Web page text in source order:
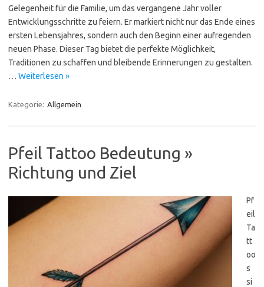
Gelegenheit für die Familie, um das vergangene Jahr voller
Entwicklungsschritte zu feiern. Er markiert nicht nur das Ende eines
ersten Lebensjahres, sondern auch den Beginn einer aufregenden
neuen Phase. Dieser Tag bietet die perfekte Möglichkeit,
Traditionen zu schaffen und bleibende Erinnerungen zu gestalten.
… Weiterlesen »
Kategorie: Allgemein
Pfeil Tattoo Bedeutung »
Richtung und Ziel
Pf
eil
Ta
tt
oo
s
si